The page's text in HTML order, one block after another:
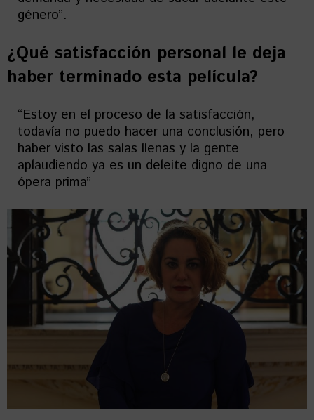
género”.
¿Qué satisfacción personal le deja
haber terminado esta película?
“Estoy en el proceso de la satisfacción,
todavía no puedo hacer una conclusión, pero
haber visto las salas llenas y la gente
aplaudiendo ya es un deleite digno de una
ópera prima”